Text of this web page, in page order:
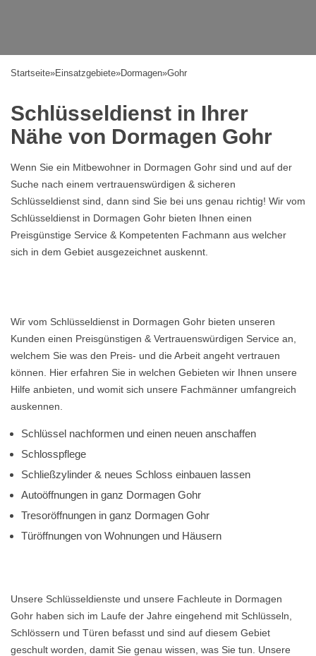
Startseite»Einsatzgebiete»Dormagen»Gohr
Schlüsseldienst in Ihrer
Nähe von Dormagen Gohr
Wenn Sie ein Mitbewohner in Dormagen Gohr sind und auf der
Suche nach einem vertrauenswürdigen & sicheren
Schlüsseldienst sind, dann sind Sie bei uns genau richtig! Wir vom
Schlüsseldienst in Dormagen Gohr bieten Ihnen einen
Preisgünstige Service & Kompetenten Fachmann aus welcher
sich in dem Gebiet ausgezeichnet auskennt.
Wir vom Schlüsseldienst in Dormagen Gohr bieten unseren
Kunden einen Preisgünstigen & Vertrauenswürdigen Service an,
welchem Sie was den Preis- und die Arbeit angeht vertrauen
können. Hier erfahren Sie in welchen Gebieten wir Ihnen unsere
Hilfe anbieten, und womit sich unsere Fachmänner umfangreich
auskennen.
Schlüssel nachformen und einen neuen anschaffen
Schlosspflege
Schließzylinder & neues Schloss einbauen lassen
Autoöffnungen in ganz Dormagen Gohr
Tresoröffnungen in ganz Dormagen Gohr
Türöffnungen von Wohnungen und Häusern
Unsere Schlüsseldienste und unsere Fachleute in Dormagen
Gohr haben sich im Laufe der Jahre eingehend mit Schlüsseln,
Schlössern und Türen befasst und sind auf diesem Gebiet
geschult worden, damit Sie genau wissen, was Sie tun. Unsere